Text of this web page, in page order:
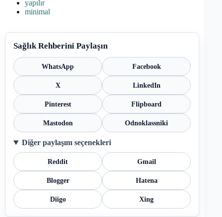
yapılır
minimal
Sağlık Rehberini Paylaşın
WhatsApp Facebook
X LinkedIn
Pinterest Flipboard
Mastodon Odnoklassniki
Diğer paylaşım seçenekleri
Reddit Gmail
Blogger Hatena
Diigo Xing